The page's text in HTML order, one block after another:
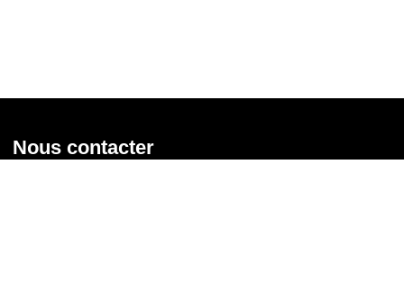
Nous contacter